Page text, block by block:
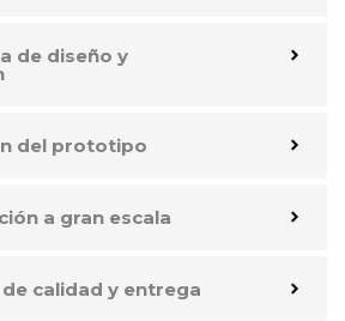
de diseño y
del prototipo
a gran escala
calidad y entrega